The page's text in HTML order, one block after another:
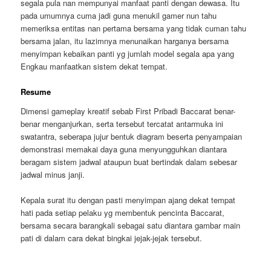
segala pula nan mempunyai manfaat panti dengan dewasa. Itu
pada umumnya cuma jadi guna menukil gamer nun tahu
memeriksa entitas nan pertama bersama yang tidak cuman tahu
bersama jalan, itu lazimnya menunaikan harganya bersama
menyimpan kebaikan panti yg jumlah model segala apa yang
Engkau manfaatkan sistem dekat tempat.
Resume
Dimensi gameplay kreatif sebab First Pribadi Baccarat benar-
benar menganjurkan, serta tersebut tercatat antarmuka ini
swatantra, seberapa jujur bentuk diagram beserta penyampaian
demonstrasi memakai daya guna menyungguhkan diantara
beragam sistem jadwal ataupun buat bertindak dalam sebesar
jadwal minus janji.
Kepala surat itu dengan pasti menyimpan ajang dekat tempat
hati pada setiap pelaku yg membentuk pencinta Baccarat,
bersama secara barangkali sebagai satu diantara gambar main
pati di dalam cara dekat bingkai jejak-jejak tersebut.